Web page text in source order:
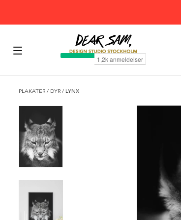
PLAKATER / DYR / LYNX